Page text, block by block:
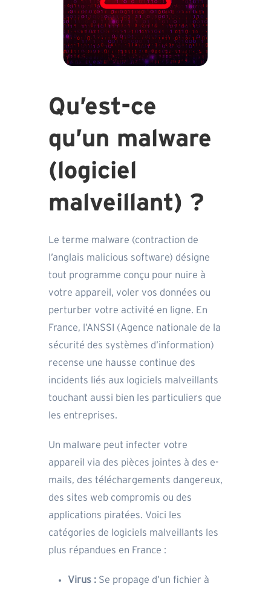
Qu’est-ce
qu’un malware
(logiciel
malveillant) ?
Le terme malware (contraction de
l’anglais malicious software) désigne
tout programme conçu pour nuire à
votre appareil, voler vos données ou
perturber votre activité en ligne. En
France, l’ANSSI (Agence nationale de la
sécurité des systèmes d’information)
recense une hausse continue des
incidents liés aux logiciels malveillants
touchant aussi bien les particuliers que
les entreprises.
Un malware peut infecter votre
appareil via des pièces jointes à des e-
mails, des téléchargements dangereux,
des sites web compromis ou des
applications piratées. Voici les
catégories de logiciels malveillants les
plus répandues en France :
Virus : Se propage d’un fichier à